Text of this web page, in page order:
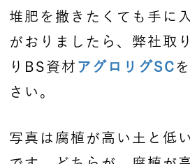
堆肥を撒きたくても手に
がおりましたら、弊社取
りBS資材アグロリグSC
さい。
写真は腐植が高い土と低